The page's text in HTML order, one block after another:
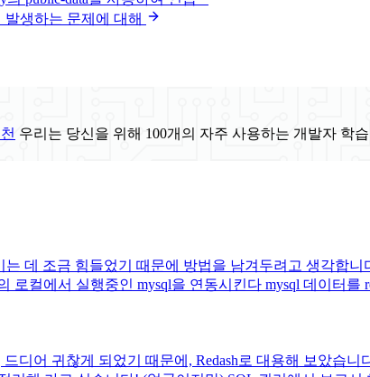
발생하는 문제에 대해
우리는 당신을 위해 100개의 자주 사용하는 개발자 학
는 데 조금 힘들었기 때문에 방법을 남겨두려고 생각합
로컬에서 실행중인 mysql을 연동시킨다 mysql 데이터
디어 귀찮게 되었기 때문에, Redash로 대용해 보았습